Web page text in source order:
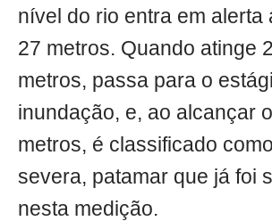
nível do rio entra em alerta
27 metros. Quando atinge
metros, passa para o
inundação, e, ao alcançar
metros, é classificado
severa, patamar que já foi
nesta medição.